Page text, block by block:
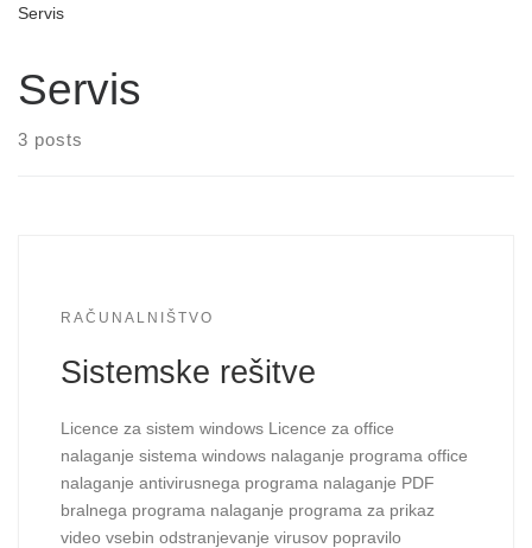
Servis
Servis
3 posts
RAČUNALNIŠTVO
Sistemske rešitve
Licence za sistem windows Licence za office
nalaganje sistema windows nalaganje programa office
nalaganje antivirusnega programa nalaganje PDF
bralnega programa nalaganje programa za prikaz
video vsebin odstranjevanje virusov popravilo